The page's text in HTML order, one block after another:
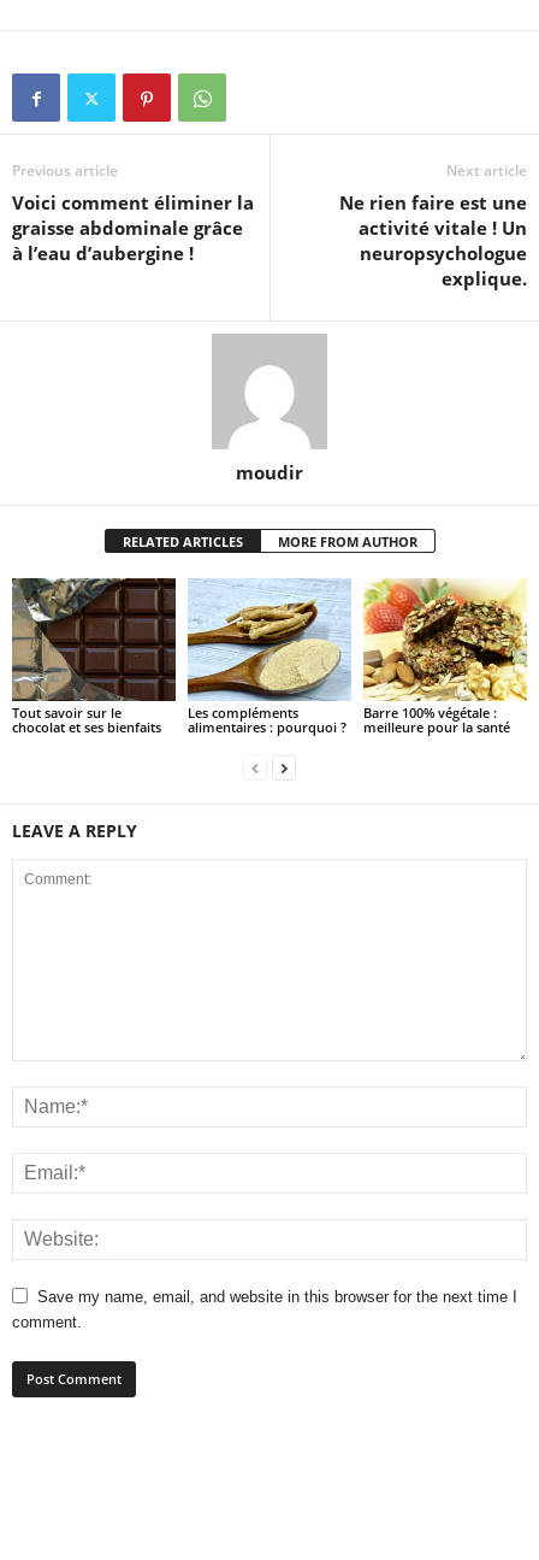
Previous article
Voici comment éliminer la
graisse abdominale grâce
à l’eau d’aubergine !
Next article
Ne rien faire est une
activité vitale ! Un
neuropsychologue
explique.
moudir
RELATED ARTICLES MORE FROM AUTHOR
Tout savoir sur le
chocolat et ses bienfaits
Les compléments
alimentaires : pourquoi ?
Barre 100% végétale :
meilleure pour la santé
LEAVE A REPLY
Save my name, email, and website in this browser for the next time I
comment.